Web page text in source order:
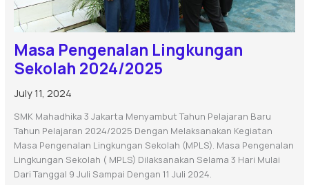
Masa Pengenalan Lingkungan
Sekolah 2024/2025
July 11, 2024
SMK Mahadhika 3 Jakarta Menyambut Tahun Pelajaran Baru
Tahun Pelajaran 2024/2025 Dengan Melaksanakan Kegiatan
Masa Pengenalan Lingkungan Sekolah (MPLS). Masa Pengenalan
Lingkungan Sekolah ( MPLS) Dilaksanakan Selama 3 Hari Mulai
Dari Tanggal 9 Juli Sampai Dengan 11 Juli 2024.